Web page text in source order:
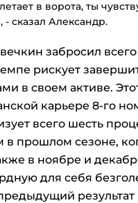
в ворота, ты
сказал Александр.
забросил
рискует
в своем активе.
карьере 8-го
всего шесть
прошлом сезоне,
в ноябре и
для себя
результат